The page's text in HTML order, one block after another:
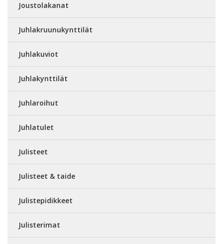
Joustolakanat
Juhlakruunukynttilät
Juhlakuviot
Juhlakynttilät
Juhlaroihut
Juhlatulet
Julisteet
Julisteet & taide
Julistepidikkeet
Julisterimat